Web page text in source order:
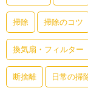
掃除 掃除のコツ
換気扇・フィルター
断捨離 日常の掃